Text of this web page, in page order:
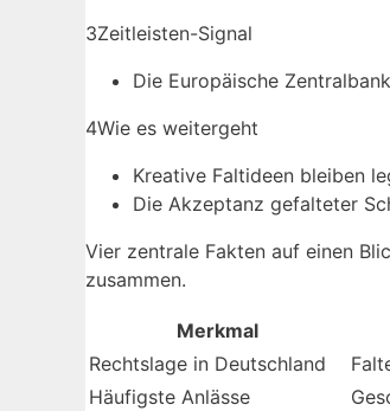
3Zeitleisten-Signal
Die Europäische
4Wie es weitergeht
Kreative Faltideen bleiben
Die Akzeptanz gefalteter
Vier zentrale Fakten auf einen
zusammen.
Merkmal
Rechtslage in Deutschland
Häufigste Anlässe